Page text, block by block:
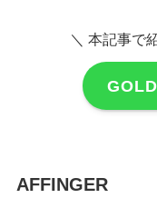
＼ 本記事で
AFFINGER